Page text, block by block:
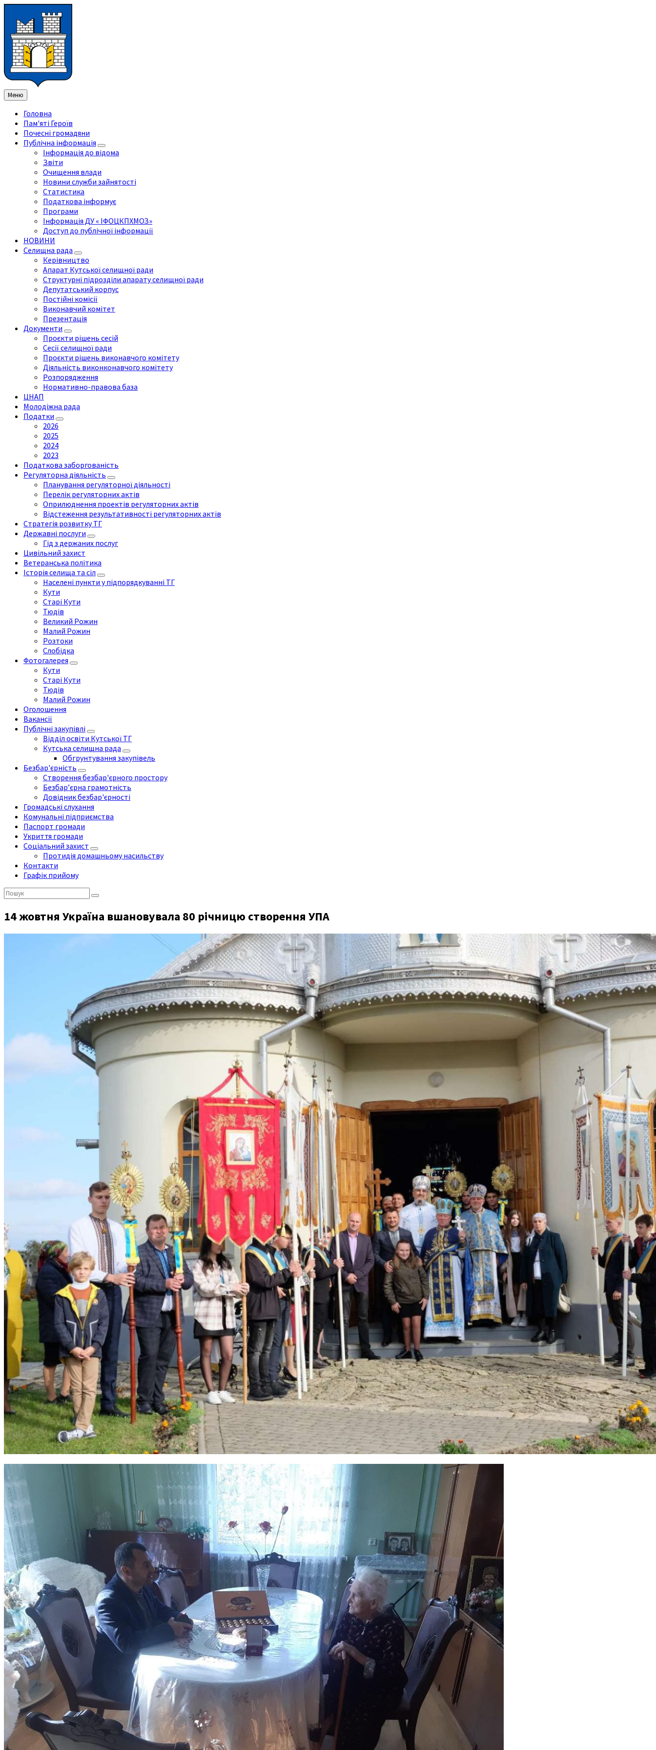
змісту
ліву
бічну
панель
праву
бічну
панель
нижнього
колонтитула
Меню
Головна
Пам'яті Героїв
Почесні громадяни
Публічна інформація
Інформація до відома
Звіти
Очищення влади
Новини служби зайнятості
Статистика
Податкова інформує
Програми
Інформація ДУ « ІФОЦКПХМОЗ»
Доступ до публічної інформації
НОВИНИ
Селищна рада
Керівництво
Апарат Кутської селищної ради
Структурні підрозділи апарату селищної ради
Депутатський корпус
Постійні комісії
Виконавчий комітет
Презентація
Документи
Проєкти рішень сесій
Сесії селищної ради
Проєкти рішень виконавчого комітету
Діяльність виконконавчого комітету
Розпорядження
Нормативно-правова база
ЦНАП
Молодіжна рада
Податки
2026
2025
2024
2023
Податкова заборгованість
Регуляторна діяльність
Планування регуляторної діяльності
Перелік регуляторних актів
Оприлюднення проектів регуляторних актів
Відстеження результативності регуляторних актів
Стратегія розвитку ТГ
Державні послуги
Гід з держаних послуг
Цивільний захист
Ветеранська політика
Історія селища та сіл
Населені пункти у підпорядкуванні ТГ
Кути
Старі Кути
Тюдів
Великий Рожин
Малий Рожин
Розтоки
Слобідка
Фотогалерея
Кути
Старі Кути
Тюдів
Малий Рожин
Оголошення
Вакансії
Публічні закупівлі
Відділ освіти Кутської ТГ
Кутська селищна рада
Обгрунтування закупівель
Безбар'єрність
Створення безбар'єрного простору
Безбар’єрна грамотність
Довідник безбар'єрності
Громадські слухання
Комунальні підприємства
Паспорт громади
Укриття громади
Соціальний захист
Протидія домашньому насильству
Контакти
Графік прийому
Пошук:
14 жовтня Україна вшановувала 80 річницю створення УПА